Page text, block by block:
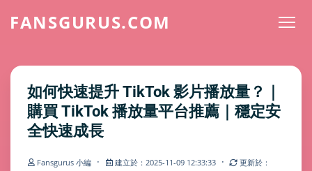
FANSGURUS.COM
如何快速提升 TikTok 影片播放量？｜
購買 TikTok 播放量平台推薦｜穩定安
全快速成長
Fansgurus 小編 · 建立於：2025-11-09 12:33:33 ·
更新於：